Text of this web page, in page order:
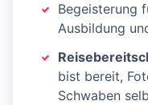
Begeisterung
Ausbildung
bist bereit,
Schwaben